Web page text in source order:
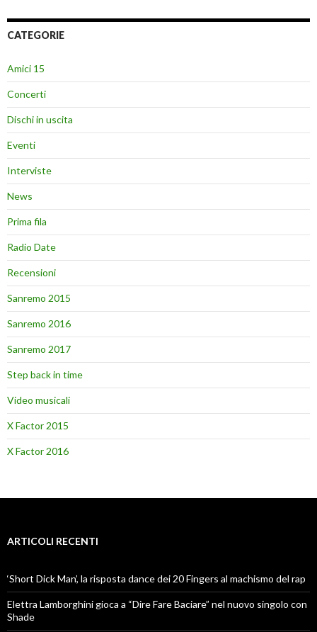
CATEGORIE
Amici 15
Concerti
Dischi in uscita
Eventi
Interviste
News
Prima fila
Radio Date
Recensioni
Sanremo 2015
Sanremo 2016
Sanremo 2017
Step back in time
Video musicali
X Factor 2015
X Factor 2016
ARTICOLI RECENTI
‘Short Dick Man’, la risposta dance dei 20 Fingers al machismo del rap
Elettra Lamborghini gioca a “Dire Fare Baciare” nel nuovo singolo con
Shade